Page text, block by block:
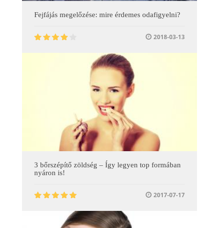
Fejfájás megelőzése: mire érdemes odafigyelni?
2018-03-13
3 bőrszépítő zöldség – Így legyen top formában
nyáron is!
2017-07-17